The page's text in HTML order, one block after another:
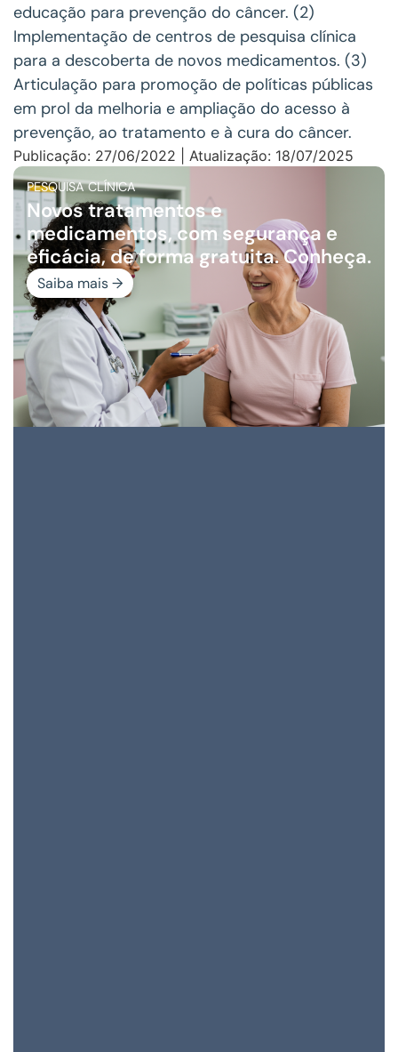
educação para prevenção do câncer. (2)
Implementação de centros de pesquisa clínica
para a descoberta de novos medicamentos. (3)
Articulação para promoção de políticas públicas
em prol da melhoria e ampliação do acesso à
prevenção, ao tratamento e à cura do câncer.
Publicação: 27/06/2022 | Atualização: 18/07/2025
PESQUISA CLÍNICA
Novos tratamentos e
medicamentos, com segurança e
eficácia, de forma gratuita. Conheça.
Saiba mais →